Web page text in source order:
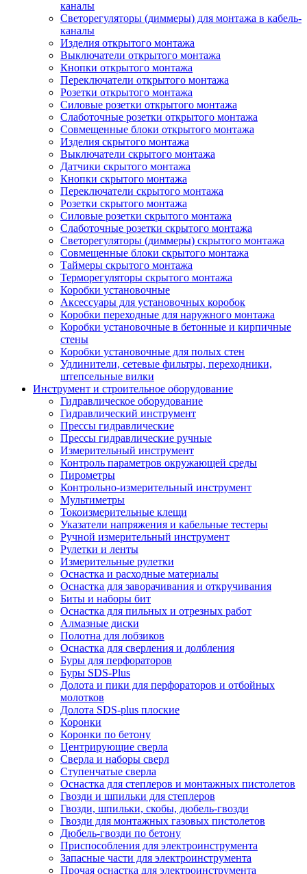
каналы
Светорегуляторы (диммеры) для монтажа в кабель-
каналы
Изделия открытого монтажа
Выключатели открытого монтажа
Кнопки открытого монтажа
Переключатели открытого монтажа
Розетки открытого монтажа
Силовые розетки открытого монтажа
Слаботочные розетки открытого монтажа
Совмещенные блоки открытого монтажа
Изделия скрытого монтажа
Выключатели скрытого монтажа
Датчики скрытого монтажа
Кнопки скрытого монтажа
Переключатели скрытого монтажа
Розетки скрытого монтажа
Силовые розетки скрытого монтажа
Слаботочные розетки скрытого монтажа
Светорегуляторы (диммеры) скрытого монтажа
Совмещенные блоки скрытого монтажа
Таймеры скрытого монтажа
Терморегуляторы скрытого монтажа
Коробки установочные
Аксессуары для установочных коробок
Коробки переходные для наружного монтажа
Коробки установочные в бетонные и кирпичные
стены
Коробки установочные для полых стен
Удлинители, сетевые фильтры, переходники,
штепсельные вилки
Инструмент и строительное оборудование
Гидравлическое оборудование
Гидравлический инструмент
Прессы гидравлические
Прессы гидравлические ручные
Измерительный инструмент
Контроль параметров окружающей среды
Пирометры
Контрольно-измерительный инструмент
Мультиметры
Токоизмерительные клещи
Указатели напряжения и кабельные тестеры
Ручной измерительный инструмент
Рулетки и ленты
Измерительные рулетки
Оснастка и расходные материалы
Оснастка для заворачивания и откручивания
Биты и наборы бит
Оснастка для пильных и отрезных работ
Алмазные диски
Полотна для лобзиков
Оснастка для сверления и долбления
Буры для перфораторов
Буры SDS-Plus
Долота и пики для перфораторов и отбойных
молотков
Долота SDS-plus плоские
Коронки
Коронки по бетону
Центрирующие сверла
Сверла и наборы сверл
Ступенчатые сверла
Оснастка для степлеров и монтажных пистолетов
Гвозди и шпильки для степлеров
Гвозди, шпильки, скобы, дюбель-гвозди
Гвозди для монтажных газовых пистолетов
Дюбель-гвозди по бетону
Приспособления для электроинструмента
Запасные части для электроинструмента
Прочая оснастка для электроинструмента